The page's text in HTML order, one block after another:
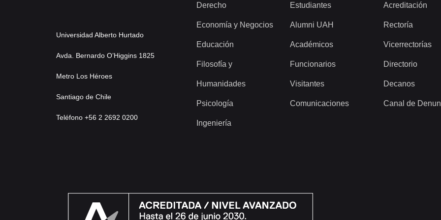
Universidad Alberto Hurtado
Avda. Bernardo O’Higgins 1825
Metro Los Héroes
Santiago de Chile
Teléfono +56 2 2692 0200
Derecho
Economía y Negocios
Educación
Filosofía y
Humanidades
Psicología
Ingeniería
Estudiantes
Alumni UAH
Académicos
Funcionarios
Visitantes
Comunicaciones
Acreditación
Rectoría
Vicerrectorías
Directorio
Decanos
Canal de